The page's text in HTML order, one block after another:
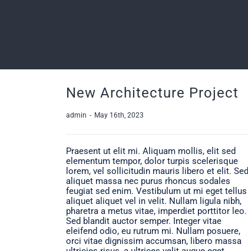
New Architecture Project
admin - May 16th, 2023
Praesent ut elit mi. Aliquam mollis, elit sed
elementum tempor, dolor turpis scelerisque
lorem, vel sollicitudin mauris libero et elit. Sed
aliquet massa nec purus rhoncus sodales
feugiat sed enim. Vestibulum ut mi eget tellus
aliquet aliquet vel in velit. Nullam ligula nibh,
pharetra a metus vitae, imperdiet porttitor leo.
Sed blandit auctor semper. Integer vitae
eleifend odio, eu rutrum mi. Nullam posuere,
orci vitae dignissim accumsan, libero massa